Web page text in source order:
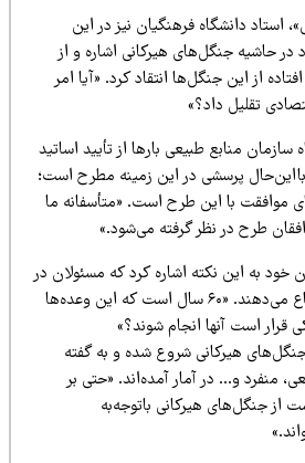
دانشگاه فرهنگیان نیز در این
جنگل‌های هیرکانی اشاره و از
این جنگل‌ها انتقاد کرد. «آیا امر
داد؟»
منابع طبیعی بارها از تأیید اساتید
پرسشی در این زمینه مطرح است؛
با این طرح است. «متأسفانه ما
طرح در نظر گرفته می‌شود.»
نکته اشاره کرد که مسئولان در
گفته‌های خود به آینده ارجاع می‌دهند. «۶۰ سال است که این وعده‌ها
است آنها انجام شوند؟»
جنگل‌های هیرکانی شروع شده و به گفته
و… در آمار آمده‌اند. «حتی بر
هیرکانی باتوجه‌به